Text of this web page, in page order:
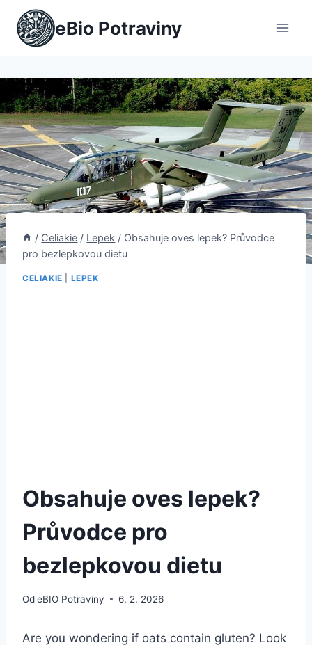
Přeskočit
obsah
eBio Potraviny
/ Celiakie / Lepek / Obsahuje oves lepek? Průvodce
pro bezlepkovou dietu
CELIAKIE LEPEK
Obsahuje oves lepek?
Průvodce pro
bezlepkovou dietu
OdeBIO Potraviny 6. 2. 2026
Are you wondering if oats contain gluten? Look